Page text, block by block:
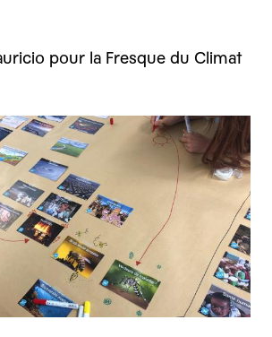
pour la Fresque du Climat